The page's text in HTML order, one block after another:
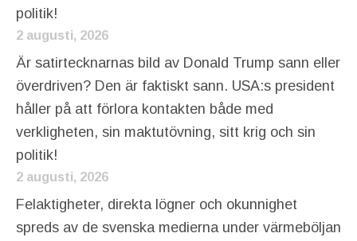
politik!
2 augusti, 2026
Är satirtecknarnas bild av Donald Trump sann eller
överdriven? Den är faktiskt sann. USA:s president
håller på att förlora kontakten både med
verkligheten, sin maktutövning, sitt krig och sin
politik!
2 augusti, 2026
Felaktigheter, direkta lögner och okunnighet
spreds av de svenska medierna under värmeböljan